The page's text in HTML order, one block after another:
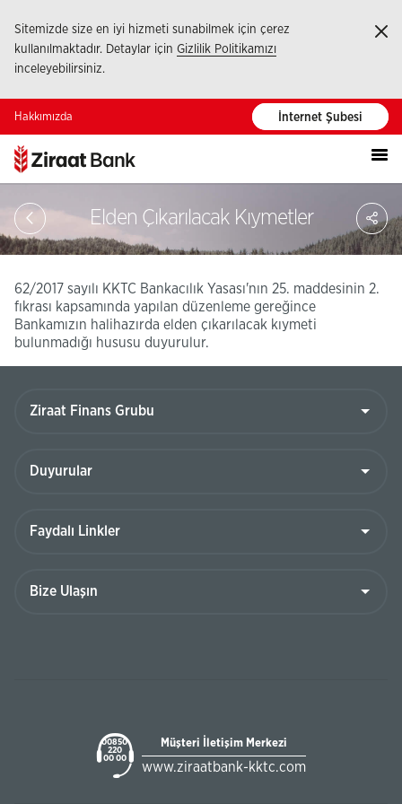
Sitemizde size en iyi hizmeti sunabilmek için çerez
kullanılmaktadır. Detaylar için Gizlilik Politikamızı
inceleyebilirsiniz.
Hakkımızda İnternet Şubesi
Elden Çıkarılacak Kıymetler
62/2017 sayılı KKTC Bankacılık Yasası'nın 25. maddesinin 2.
fıkrası kapsamında yapılan düzenleme gereğince
Bankamızın halihazırda elden çıkarılacak kıymeti
bulunmadığı hususu duyurulur.
00850
220
00 00
Müşteri İletişim Merkezi
www.ziraatbank-kktc.com